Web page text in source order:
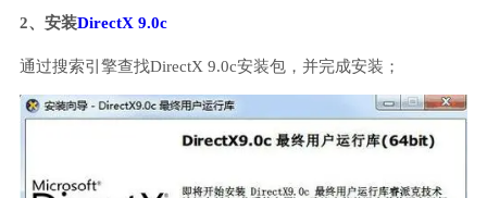
2、安装DirectX 9.0c
通过搜索引擎查找DirectX 9.0c安装包，并完成安装；